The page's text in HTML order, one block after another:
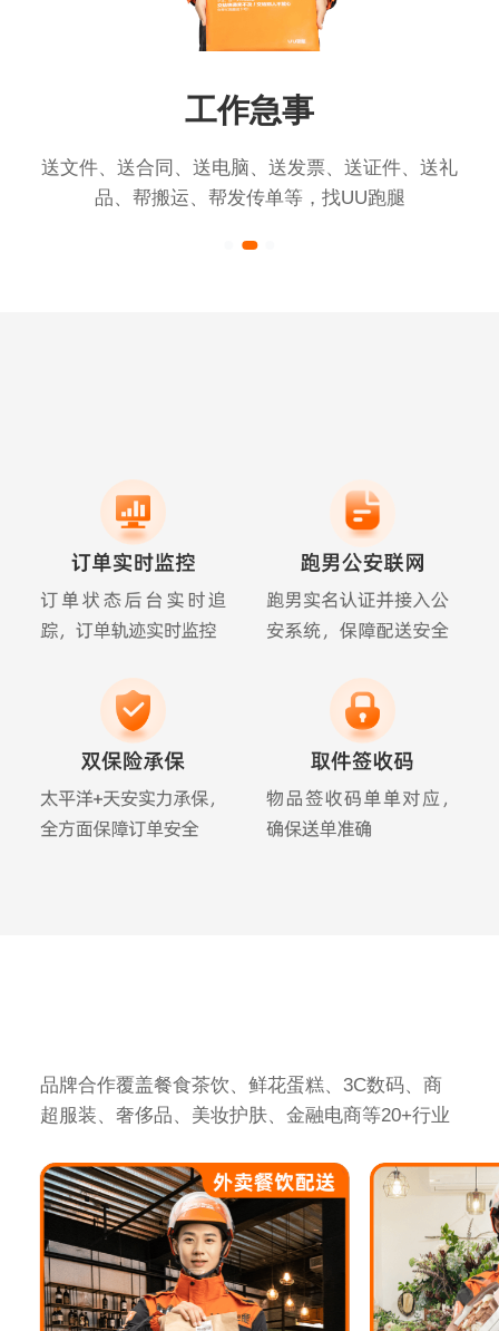
工作急事
送文件、送合同、送电脑、送发票、送证件、送礼
品、帮搬运、帮发传单等，找UU跑腿
品牌合作覆盖餐食茶饮、鲜花蛋糕、3C数码、商
超服装、奢侈品、美妆护肤、金融电商等20+行业